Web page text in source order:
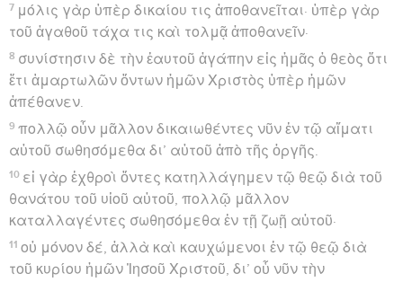
7 μόλις γὰρ ὑπὲρ δικαίου τις ἀποθανεῖται· ὑπὲρ γὰρ
τοῦ ἀγαθοῦ τάχα τις καὶ τολμᾷ ἀποθανεῖν·
8 συνίστησιν δὲ τὴν ἑαυτοῦ ἀγάπην εἰς ἡμᾶς ὁ θεὸς ὅτι
ἔτι ἁμαρτωλῶν ὄντων ἡμῶν Χριστὸς ὑπὲρ ἡμῶν
ἀπέθανεν.
9 πολλῷ οὖν μᾶλλον δικαιωθέντες νῦν ἐν τῷ αἵματι
αὐτοῦ σωθησόμεθα δι’ αὐτοῦ ἀπὸ τῆς ὀργῆς.
10 εἰ γὰρ ἐχθροὶ ὄντες κατηλλάγημεν τῷ θεῷ διὰ τοῦ
θανάτου τοῦ υἱοῦ αὐτοῦ, πολλῷ μᾶλλον
καταλλαγέντες σωθησόμεθα ἐν τῇ ζωῇ αὐτοῦ·
11 οὐ μόνον δέ, ἀλλὰ καὶ καυχώμενοι ἐν τῷ θεῷ διὰ
τοῦ κυρίου ἡμῶν Ἰησοῦ Χριστοῦ, δι’ οὗ νῦν τὴν